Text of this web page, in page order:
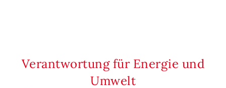
Verantwortung für Energie und
Umwelt